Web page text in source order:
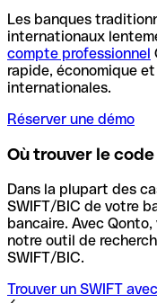
Les banques
internationaux
compte professionnel
rapide, économique
internationales.
Réserver une démo
Où trouver le code
Dans la plupart des
SWIFT/BIC de votre
bancaire. Avec
notre outil de
SWIFT/BIC.
Trouver un SWIFT